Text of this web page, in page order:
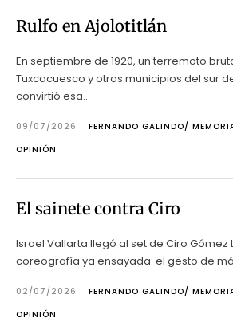
Rulfo en Ajolotitlán
En septiembre de 1920, un terremoto
Tuxcacuesco y otros municipios del sur
convirtió esa...
09/07/2026
FERNANDO GALINDO/
OPINIÓN
El sainete contra Ciro
Israel Vallarta llegó al set de Ciro Gómez
coreografía ya ensayada: el gesto de
02/07/2026
FERNANDO GALINDO/
OPINIÓN